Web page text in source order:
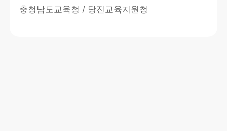
충청남도교육청 / 당진교육지원청